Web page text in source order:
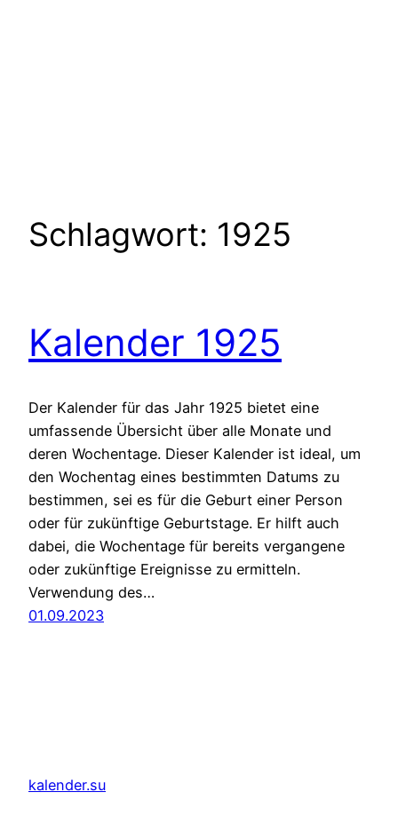
Schlagwort: 1925
Kalender 1925
Der Kalender für das Jahr 1925 bietet eine
umfassende Übersicht über alle Monate und
deren Wochentage. Dieser Kalender ist ideal, um
den Wochentag eines bestimmten Datums zu
bestimmen, sei es für die Geburt einer Person
oder für zukünftige Geburtstage. Er hilft auch
dabei, die Wochentage für bereits vergangene
oder zukünftige Ereignisse zu ermitteln.
Verwendung des…
01.09.2023
kalender.su